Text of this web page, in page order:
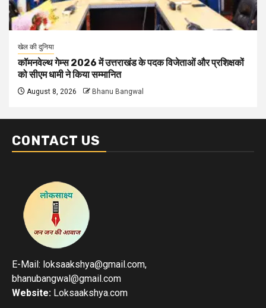
खेल की दुनिया
कॉमनवेल्थ गेम्स 2026 में उत्तराखंड के पदक विजेताओं और प्रशिक्षकों
को सीएम धामी ने किया सम्मानित
August 8, 2026 Bhanu Bangwal
CONTACT US
E-Mail: loksaakshya@gmail.com,
bhanubangwal@gmail.com
Website: Loksaakshya.com